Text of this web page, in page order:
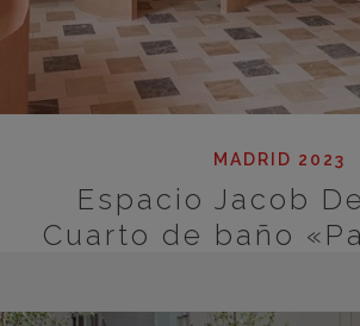
MADRID 2023
Espacio Jacob
Cuarto de baño